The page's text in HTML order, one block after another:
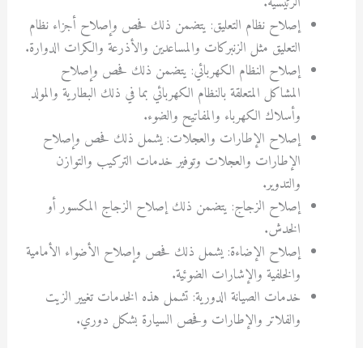
إصلاح نظام التعليق: يتضمن ذلك فحص وإصلاح أجزاء نظام
التعليق مثل الزنبركات والمساعدين والأذرعة والكرات الدوارة.
إصلاح النظام الكهربائي: يتضمن ذلك فحص وإصلاح
المشاكل المتعلقة بالنظام الكهربائي بما في ذلك البطارية والمولد
وأسلاك الكهرباء والمفاتيح والضوء.
إصلاح الإطارات والعجلات: يشمل ذلك فحص وإصلاح
الإطارات والعجلات وتوفير خدمات التركيب والتوازن
والتدوير.
إصلاح الزجاج: يتضمن ذلك إصلاح الزجاج المكسور أو
الخدش.
إصلاح الإضاءة: يشمل ذلك فحص وإصلاح الأضواء الأمامية
والخلفية والإشارات الضوئية.
خدمات الصيانة الدورية: تشمل هذه الخدمات تغيير الزيت
والفلاتر والإطارات وفحص السيارة بشكل دوري.